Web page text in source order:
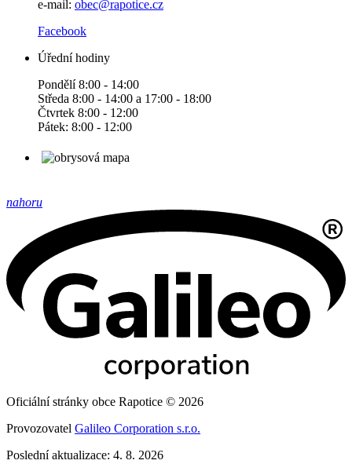
e-mail: obec@rapotice.cz
Facebook
Úřední hodiny
Pondělí 8:00 - 14:00
Středa 8:00 - 14:00 a 17:00 - 18:00
Čtvrtek 8:00 - 12:00
Pátek: 8:00 - 12:00
nahoru
Oficiální stránky obce Rapotice © 2026
Provozovatel Galileo Corporation s.r.o.
Poslední aktualizace: 4. 8. 2026